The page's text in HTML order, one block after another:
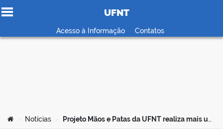
Ir para o conteúdo
UFNT
Acesso à Informação Contatos
Você está aqui:
Notícias Projeto Mãos e Patas da UFNT realiza mais uma edição da ADOTPET em Araguaína